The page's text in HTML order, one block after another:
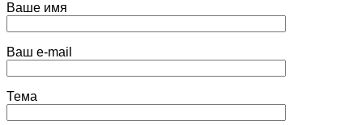
Ваше имя
Ваш e-mail
Тема